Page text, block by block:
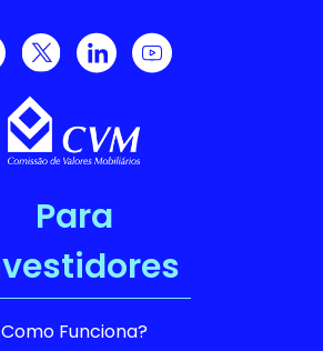
Para
Como Funciona?